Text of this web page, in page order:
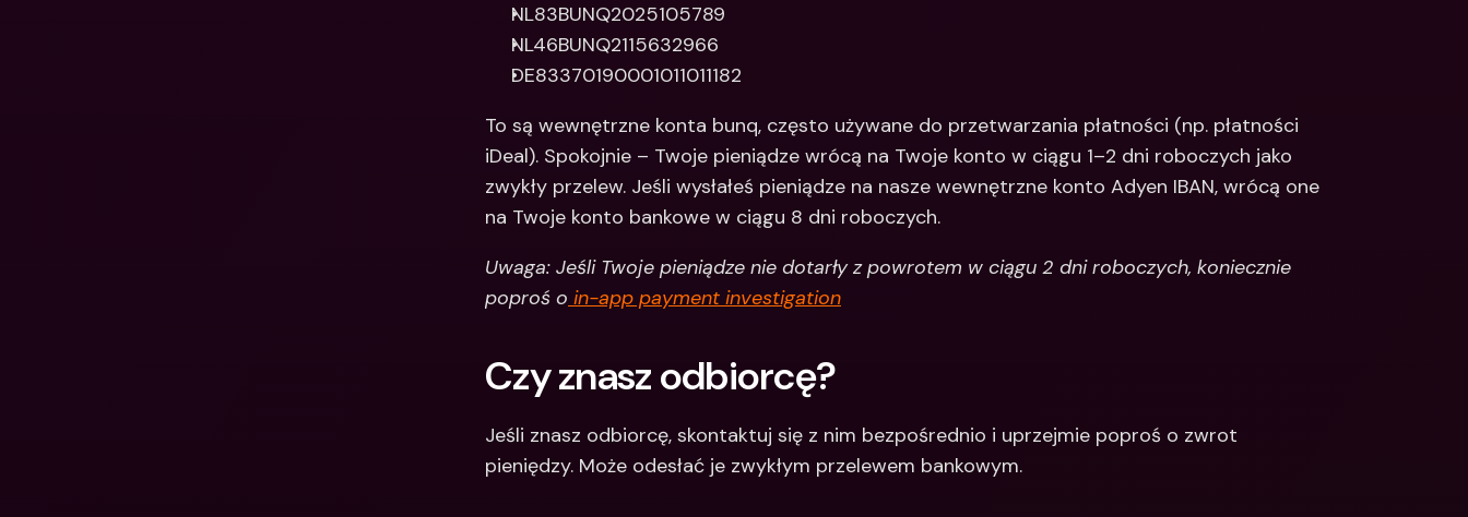
NL83BUNQ2025105789
NL46BUNQ2115632966
DE83370190001011011182
To są wewnętrzne konta bunq, często używane do przetwarzania płatności (np. płatności
iDeal). Spokojnie – Twoje pieniądze wrócą na Twoje konto w ciągu 1–2 dni roboczych jako
zwykły przelew. Jeśli wysłałeś pieniądze na nasze wewnętrzne konto Adyen IBAN, wrócą one
na Twoje konto bankowe w ciągu 8 dni roboczych.
Uwaga: Jeśli Twoje pieniądze nie dotarły z powrotem w ciągu 2 dni roboczych, koniecznie
poproś o in-app payment investigation
Czy znasz odbiorcę?
Jeśli znasz odbiorcę, skontaktuj się z nim bezpośrednio i uprzejmie poproś o zwrot
pieniędzy. Może odesłać je zwykłym przelewem bankowym.